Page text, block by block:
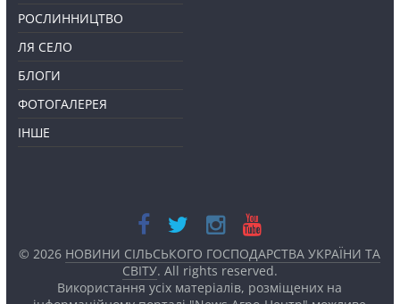
РОСЛИННИЦТВО
ЛЯ СЕЛО
БЛОГИ
ФОТОГАЛЕРЕЯ
ІНШЕ
© 2026 НОВИНИ СІЛЬСЬКОГО ГОСПОДАРСТВА УКРАЇНИ ТА
СВІТУ. All rights reserved.
Використання усіх матеріалів, розміщених на